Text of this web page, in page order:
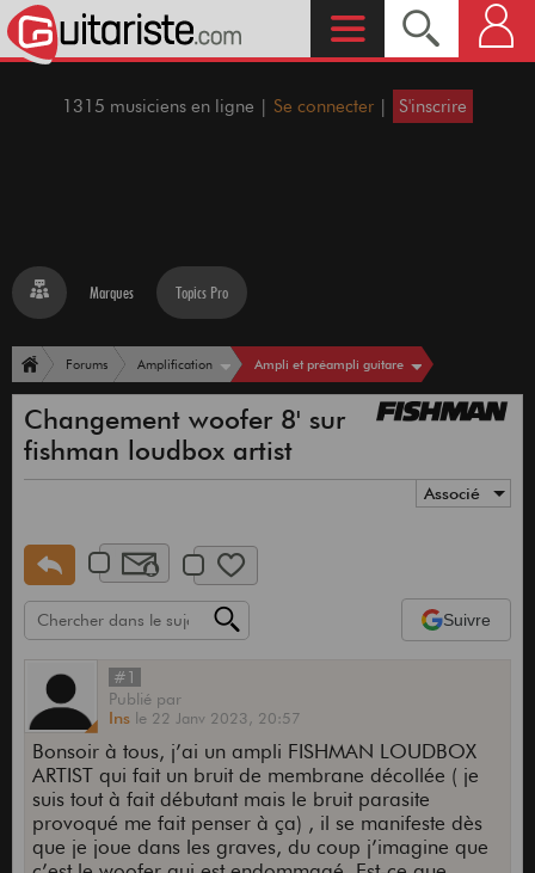
1315 musiciens en ligne | Se connecter | S'inscrire
Marques Topics Pro
Forums Amplification Ampli et préampli guitare
Changement woofer 8' sur
fishman loudbox artist
Associé
Suivre
#1
Publié par
Ins le 22 Janv 2023, 20:57
Bonsoir à tous, j’ai un ampli FISHMAN LOUDBOX
ARTIST qui fait un bruit de membrane décollée ( je
suis tout à fait débutant mais le bruit parasite
provoqué me fait penser à ça) , il se manifeste dès
que je joue dans les graves, du coup j’imagine que